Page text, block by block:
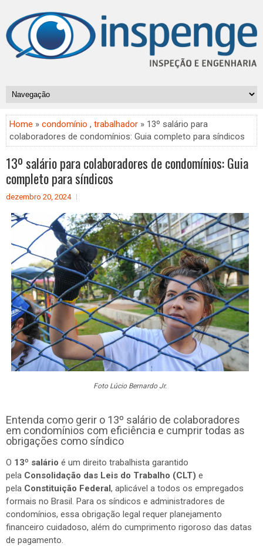
Home » condomínio , trabalhador » 13º salário para
colaboradores de condomínios: Guia completo para síndicos
13º salário para colaboradores de condomínios: Guia
completo para síndicos
dezembro 20, 2024
Foto Lúcio Bernardo Jr.
Entenda como gerir o 13º salário de colaboradores
em condomínios com eficiência e cumprir todas as
obrigações como síndico
O 13º salário é um direito trabalhista garantido
pela Consolidação das Leis do Trabalho (CLT) e
pela Constituição Federal, aplicável a todos os empregados
formais no Brasil. Para os síndicos e administradores de
condomínios, essa obrigação legal requer planejamento
financeiro cuidadoso, além do cumprimento rigoroso das datas
de pagamento.